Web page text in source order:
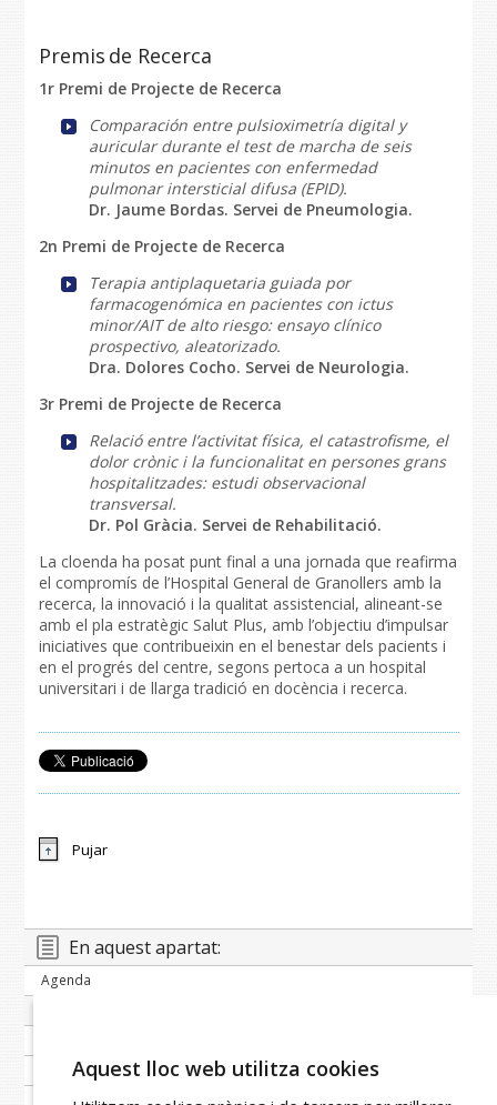
Premis de Recerca
1r Premi de Projecte de Recerca
Comparación entre pulsioximetría digital y
auricular durante el test de marcha de seis
minutos en pacientes con enfermedad
pulmonar intersticial difusa (EPID).
Dr. Jaume Bordas. Servei de Pneumologia.
2n Premi de Projecte de Recerca
Terapia antiplaquetaria guiada por
farmacogenómica en pacientes con ictus
minor/AIT de alto riesgo: ensayo clínico
prospectivo, aleatorizado.
Dra. Dolores Cocho. Servei de Neurologia.
3r Premi de Projecte de Recerca
Relació entre l’activitat física, el catastrofisme, el
dolor crònic i la funcionalitat en persones grans
hospitalitzades: estudi observacional
transversal.
Dr. Pol Gràcia. Servei de Rehabilitació.
La cloenda ha posat punt final a una jornada que reafirma
el compromís de l’Hospital General de Granollers amb la
recerca, la innovació i la qualitat assistencial, alineant-se
amb el pla estratègic Salut Plus, amb l’objectiu d’impulsar
iniciatives que contribueixin en el benestar dels pacients i
en el progrés del centre, segons pertoca a un hospital
universitari i de llarga tradició en docència i recerca.
Pujar
En aquest apartat:
Agenda
Imatge corporativa
Galeria
Aquest lloc web utilitza cookies